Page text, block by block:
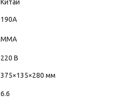
Китай
190А
MMA
220 В
375×135×280 мм
6.6